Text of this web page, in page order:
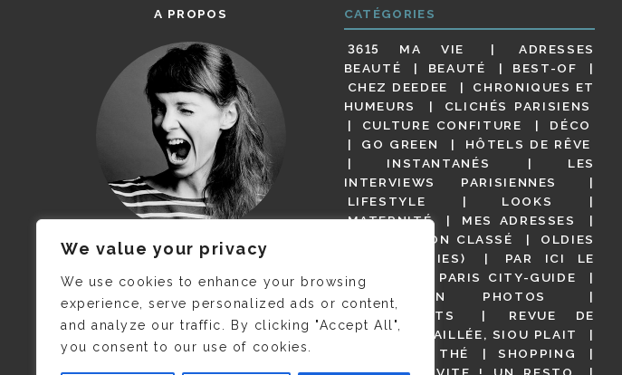
We value your privacy
We use cookies to enhance your browsing
experience, serve personalized ads or content,
and analyze our traffic. By clicking "Accept All",
you consent to our use of cookies.
A PROPOS
JE M’APPELLE DELPHINE MAIS
C’EST ©CAMILLE COLLIN QUI A
PRIS CETTE PHOTO !
CATÉGORIES
3615 MA VIE
ADRESSES
BEAUTÉ
BEAUTÉ
BEST-OF
CHEZ DEEDEE
CHRONIQUES ET
HUMEURS
CLICHÉS PARISIENS
CULTURE CONFITURE
DÉCO
GO GREEN
HÔTELS DE RÊVE
INSTANTANÉS
LES
INTERVIEWS PARISIENNES
LIFESTYLE
LOOKS
MATERNITÉ
MES ADRESSES
NON CLASSÉ
OLDIES
(BUT GOODIES)
PAR ICI LE
MAGOT !
PARIS CITY-GUIDE
PARIS EN PHOTOS
RESTAURANTS
REVUE DE
PRESSE DÉTAILLÉE, SIOU PLAIT
SALONS DE THÉ
SHOPPING
VIDÉOS
VITE ! UN RESTO